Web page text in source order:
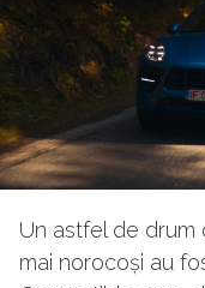
Un astfel de drum
mai norocoși au